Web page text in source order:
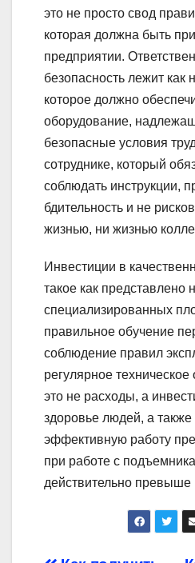
это не просто свод
которая должна быть
предприятии.
безопасность лежит как
которое должно
оборудование,
безопасные условия
сотруднике, который
соблюдать инструкции,
бдительность и не
жизнью, ни жизнью
Инвестиции в
такое как представлено
специализированных
правильное обучение
соблюдение правил
регулярное
это не расходы, а
здоровье людей, а
эффективную работу
при работе с
действительно превыше